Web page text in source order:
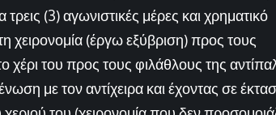
(3) αγωνιστικές μέρες και χρηματικό
χειρονομία (έργω εξύβριση) προς τους
του προς τους φιλάθλους της
με τον αντίχειρα και έχοντας σε